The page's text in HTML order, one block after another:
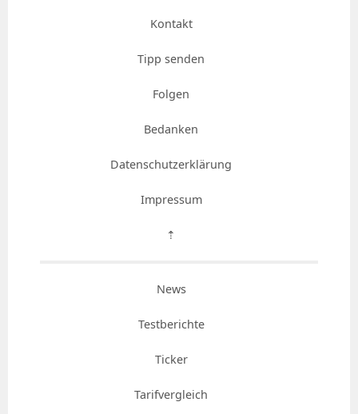
Kontakt
Tipp senden
Folgen
Bedanken
Datenschutzerklärung
Impressum
⇡
News
Testberichte
Ticker
Tarifvergleich